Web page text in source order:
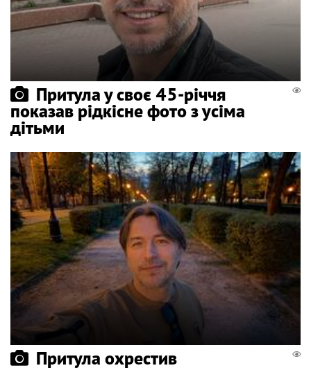
Притула у своє 45-річчя
показав рідкісне фото з усіма
дітьми
Притула охрестив